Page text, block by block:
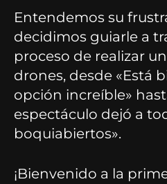
Entendemos su
decidimos guiarle a
proceso de realizar
drones, desde «Está
opción increíble»
espectáculo dejó a
boquiabiertos».
¡Bienvenido a la